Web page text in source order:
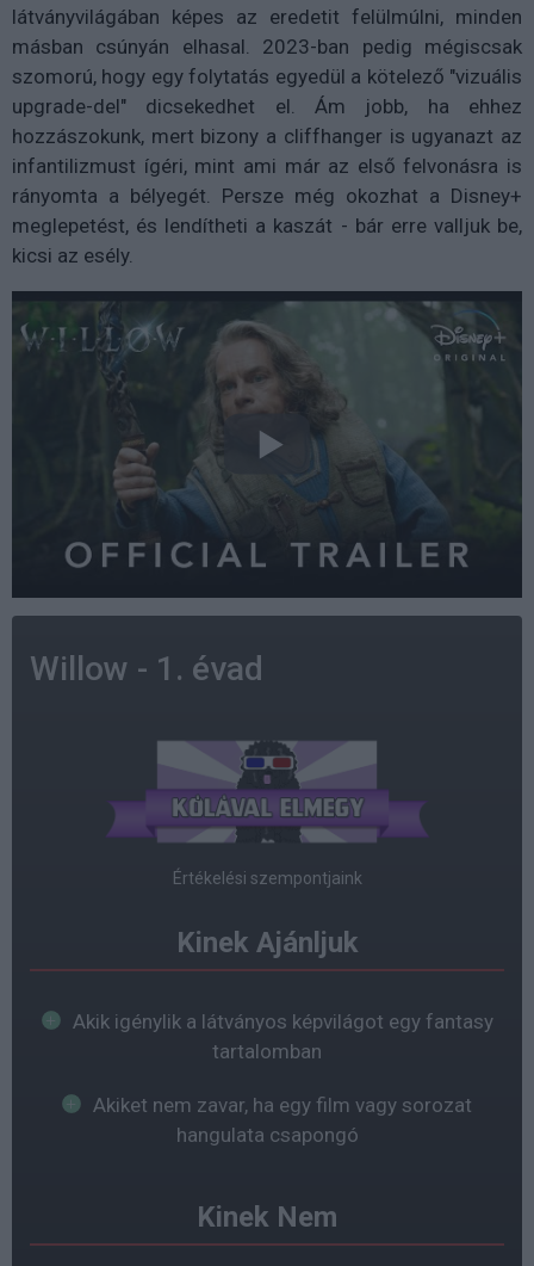
látványvilágában képes az eredetit felülmúlni, minden
másban csúnyán elhasal. 2023-ban pedig mégiscsak
szomorú, hogy egy folytatás egyedül a kötelező "vizuális
upgrade-del" dicsekedhet el. Ám jobb, ha ehhez
hozzászokunk, mert bizony a cliffhanger is ugyanazt az
infantilizmust ígéri, mint ami már az első felvonásra is
rányomta a bélyegét. Persze még okozhat a Disney+
meglepetést, és lendítheti a kaszát - bár erre valljuk be,
kicsi az esély.
Willow - 1. évad
Értékelési szempontjaink
Kinek Ajánljuk
Akik igénylik a látványos képvilágot egy fantasy
tartalomban
Akiket nem zavar, ha egy film vagy sorozat
hangulata csapongó
Kinek Nem